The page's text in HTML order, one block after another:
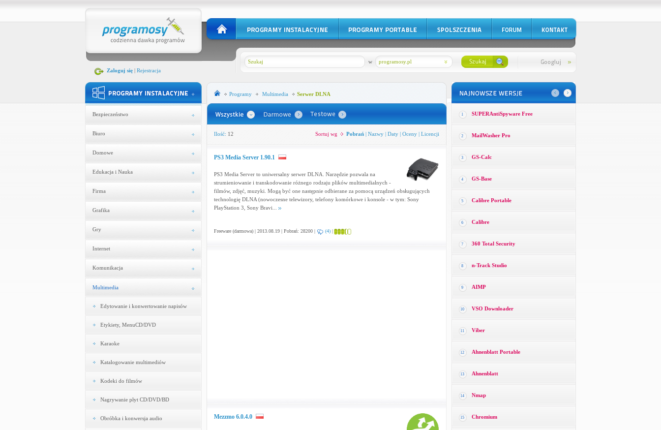
Zaloguj się| Rejestracja
programosy.pl
w
Bezpieczeństwo
Biuro
Domowe
Edukacja i Nauka
Firma
Grafika
Gry
Internet
Komunikacja
Multimedia
Edytowanie i konwertowanie napisów
Etykiety, MenuCD/DVD
Karaoke
Katalogowanie multimediów
Kodeki do filmów
Nagrywanie płyt CD/DVD/BD
Obróbka i konwersja audio
Programy Multimedia Serwer DLNA
Ilość: 12 Sortuj wg Pobrań| Nazwy| Daty| Oceny| Licencji
PS3 Media Server 1.90.1
PS3 Media Server to uniwersalny serwer DLNA. Narzędzie pozwala na
strumieniowanie i transkodowanie różnego rodzaju plików multimedialnych -
filmów, zdjęć, muzyki. Mogą być one następnie odbierane za pomocą urządzeń obsługujących
technologię DLNA (nowoczesne telewizory, telefony komórkowe i konsole - w tym: Sony
PlayStation 3, Sony Bravi...
Freeware (darmowa) | 2013.08.19 | Pobrań: 28200 | (4)|
Mezzmo 6.0.4.0
1 SUPERAntiSpyware Free
2 MailWasher Pro
3 GS-Calc
4 GS-Base
5 Calibre Portable
6 Calibre
7 360 Total Security
8 n-Track Studio
9 AIMP
10 VSO Downloader
11 Viber
12 Ahnenblatt Portable
13 Ahnenblatt
14 Nmap
15 Chromium